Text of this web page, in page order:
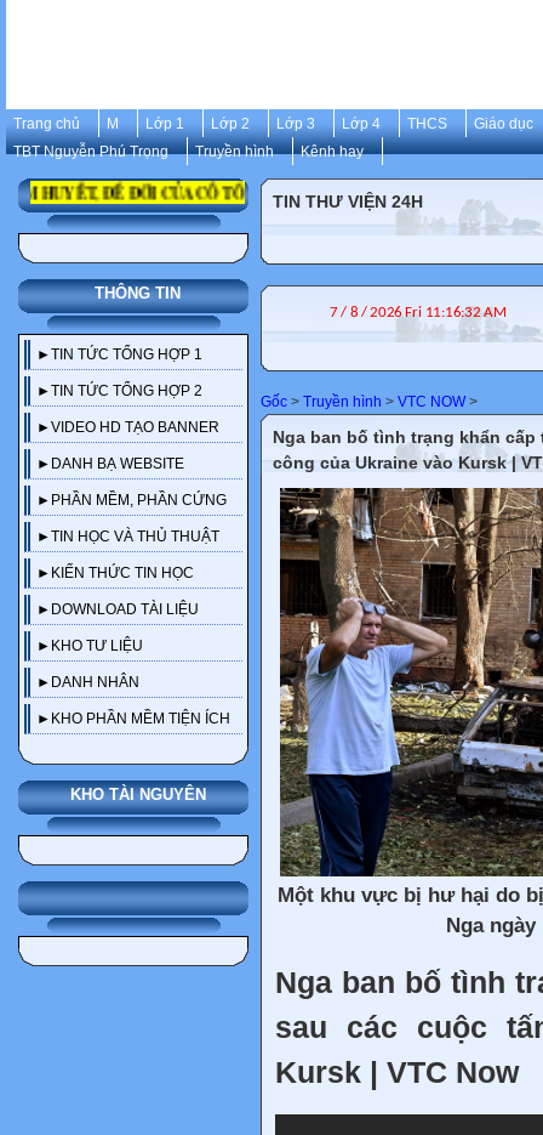
Trang chủ M Lớp 1 Lớp 2 Lớp 3 Lớp 4 THCS
Giáo dục
TBT Nguyễn Phú Trọng
Truyền hình Kênh hay
HUYẾT, ĐỂ ĐỜI CỦA CỐ TỔNG BÍ THƯ NGUYỄN PHÚ TRỌNG
THÔNG TIN
►TIN TỨC TỔNG HỢP 1
►TIN TỨC TỔNG HỢP 2
►VIDEO HD TẠO BANNER
►DANH BẠ WEBSITE
►PHẦN MỀM, PHẦN CỨNG
►TIN HỌC VÀ THỦ THUẬT
►KIẾN THỨC TIN HỌC
►DOWNLOAD TÀI LIỆU
►KHO TƯ LIỆU
►DANH NHÂN
►KHO PHẦN MỀM TIỆN ÍCH
KHO TÀI NGUYÊN
TIN THƯ VIỆN 24H
Gốc > Truyền hình > VTC NOW>
Nga ban bố tình trạng khẩn
công của Ukraine vào Kursk |
Một khu vực bị hư hại do
Nga ngày
Nga ban bố tình
sau các cuộc
Kursk | VTC Now